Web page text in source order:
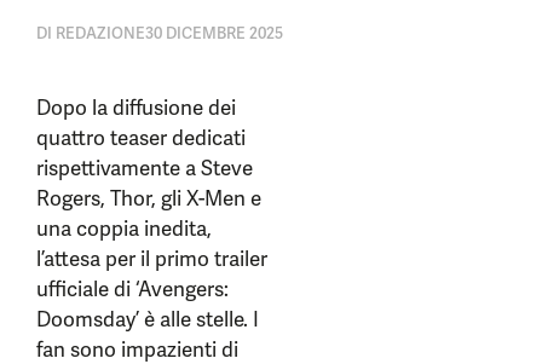
DI REDAZIONE30 DICEMBRE 2025
Dopo la diffusione dei
quattro teaser dedicati
rispettivamente a Steve
Rogers, Thor, gli X-Men e
una coppia inedita,
l’attesa per il primo trailer
ufficiale di ‘Avengers:
Doomsday’ è alle stelle. I
fan sono impazienti di